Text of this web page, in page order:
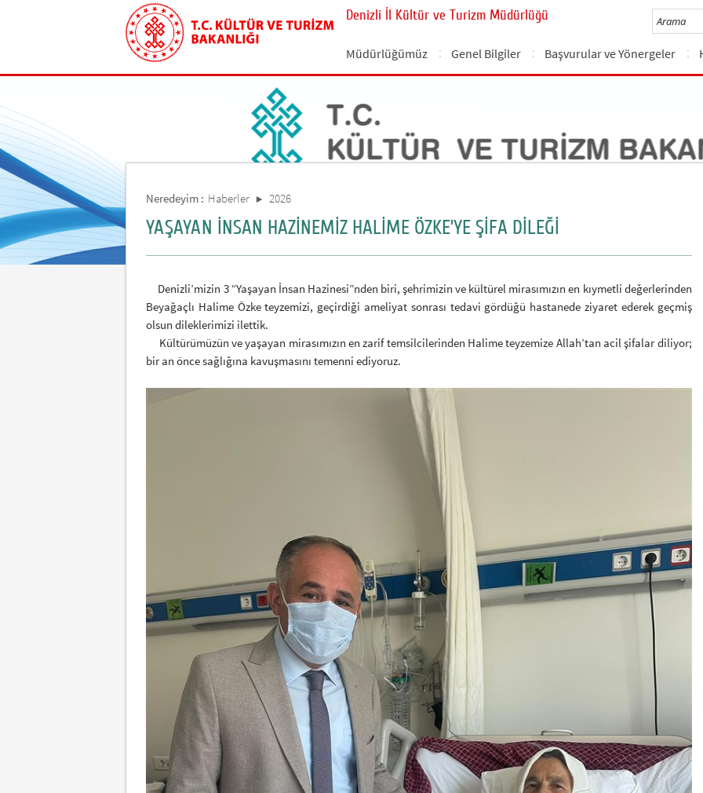
Denizli İl Kültür ve Turizm Müdürlüğü
Müdürlüğümüz Genel Bilgiler Başvurular ve Yönergeler
Neredeyim : Haberler 2026
YAŞAYAN İNSAN HAZİNEMİZ HALİME ÖZKE’YE ŞİFA DİLEĞİ
Denizli’mizin 3 “Yaşayan İnsan Hazinesi”nden biri, şehrimizin ve kültürel mirasımızın en kıymetli değerlerinden
Beyağaçlı Halime Özke teyzemizi, geçirdiği ameliyat sonrası tedavi gördüğü hastanede ziyaret ederek geçmiş
olsun dileklerimizi ilettik.
Kültürümüzün ve yaşayan mirasımızın en zarif temsilcilerinden Halime teyzemize Allah’tan acil şifalar diliyor;
bir an önce sağlığına kavuşmasını temenni ediyoruz.